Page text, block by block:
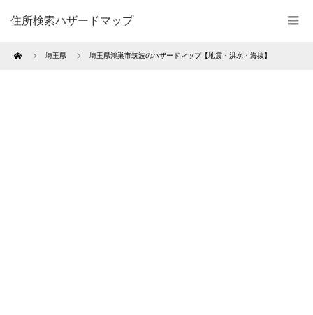
住所検索ハザードマップ
Home 埼玉県 埼玉県鴻巣市筑波のハザードマップ【地震・洪水・海抜】